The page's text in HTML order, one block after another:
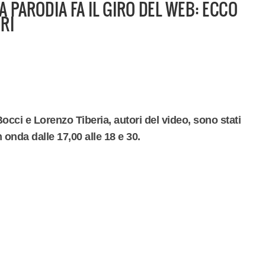
FA IL GIRO DEL WEB: ECCO
e Lorenzo Tiberia, autori del video, sono stati
dalle 17,00 alle 18 e 30.